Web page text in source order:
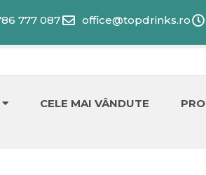
777 087 office@topdrinks.ro
CELE MAI VÂNDUTE